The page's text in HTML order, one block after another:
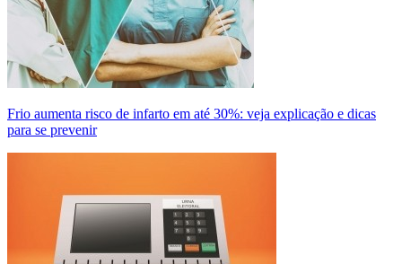
Frio aumenta risco de infarto em até 30%: veja explicação e dicas
para se prevenir